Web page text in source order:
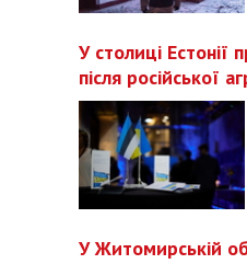
У столиці
після російської
У Житомирській